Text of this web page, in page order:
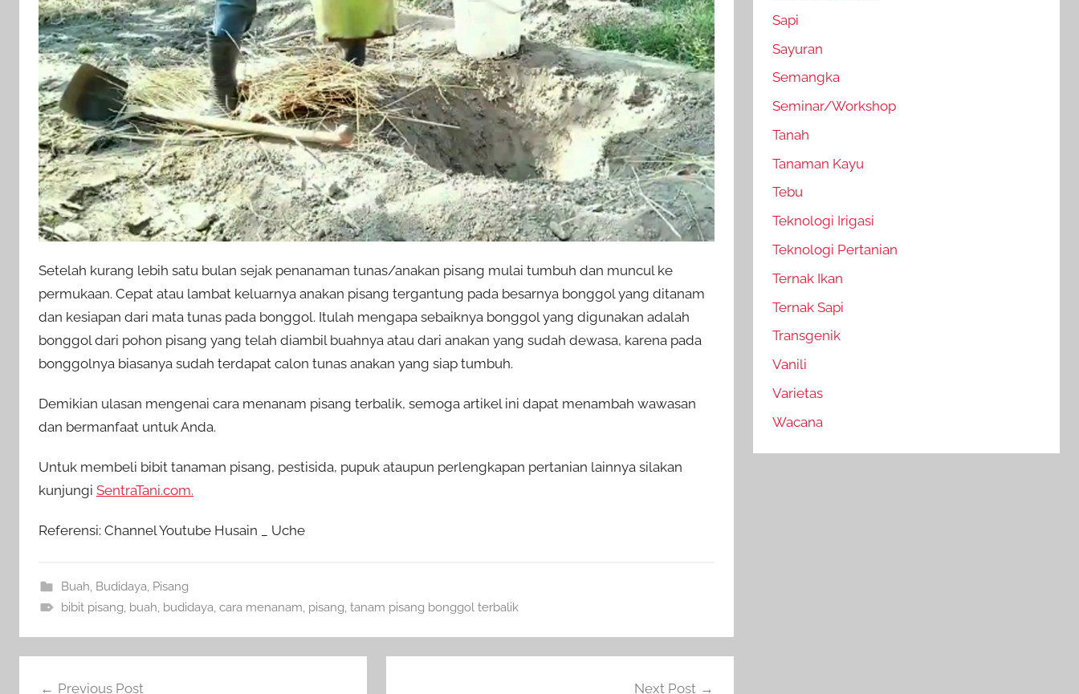
Setelah kurang lebih satu bulan sejak penanaman tunas/anakan pisang mulai tumbuh dan muncul ke
permukaan. Cepat atau lambat keluarnya anakan pisang tergantung pada besarnya bonggol yang ditanam
dan kesiapan dari mata tunas pada bonggol. Itulah mengapa sebaiknya bonggol yang digunakan adalah
bonggol dari pohon pisang yang telah diambil buahnya atau dari anakan yang sudah dewasa, karena pada
bonggolnya biasanya sudah terdapat calon tunas anakan yang siap tumbuh.
Demikian ulasan mengenai cara menanam pisang terbalik, semoga artikel ini dapat menambah wawasan
dan bermanfaat untuk Anda.
Untuk membeli bibit tanaman pisang, pestisida, pupuk ataupun perlengkapan pertanian lainnya silakan
kunjungi SentraTani.com.
Referensi: Channel Youtube Husain _ Uche
Buah, Budidaya, Pisang
bibit pisang, buah, budidaya, cara menanam, pisang, tanam pisang bonggol terbalik
Previous Post Next Post
Sapi
Sayuran
Semangka
Seminar/Workshop
Tanah
Tanaman Kayu
Tebu
Teknologi Irigasi
Teknologi Pertanian
Ternak Ikan
Ternak Sapi
Transgenik
Vanili
Varietas
Wacana